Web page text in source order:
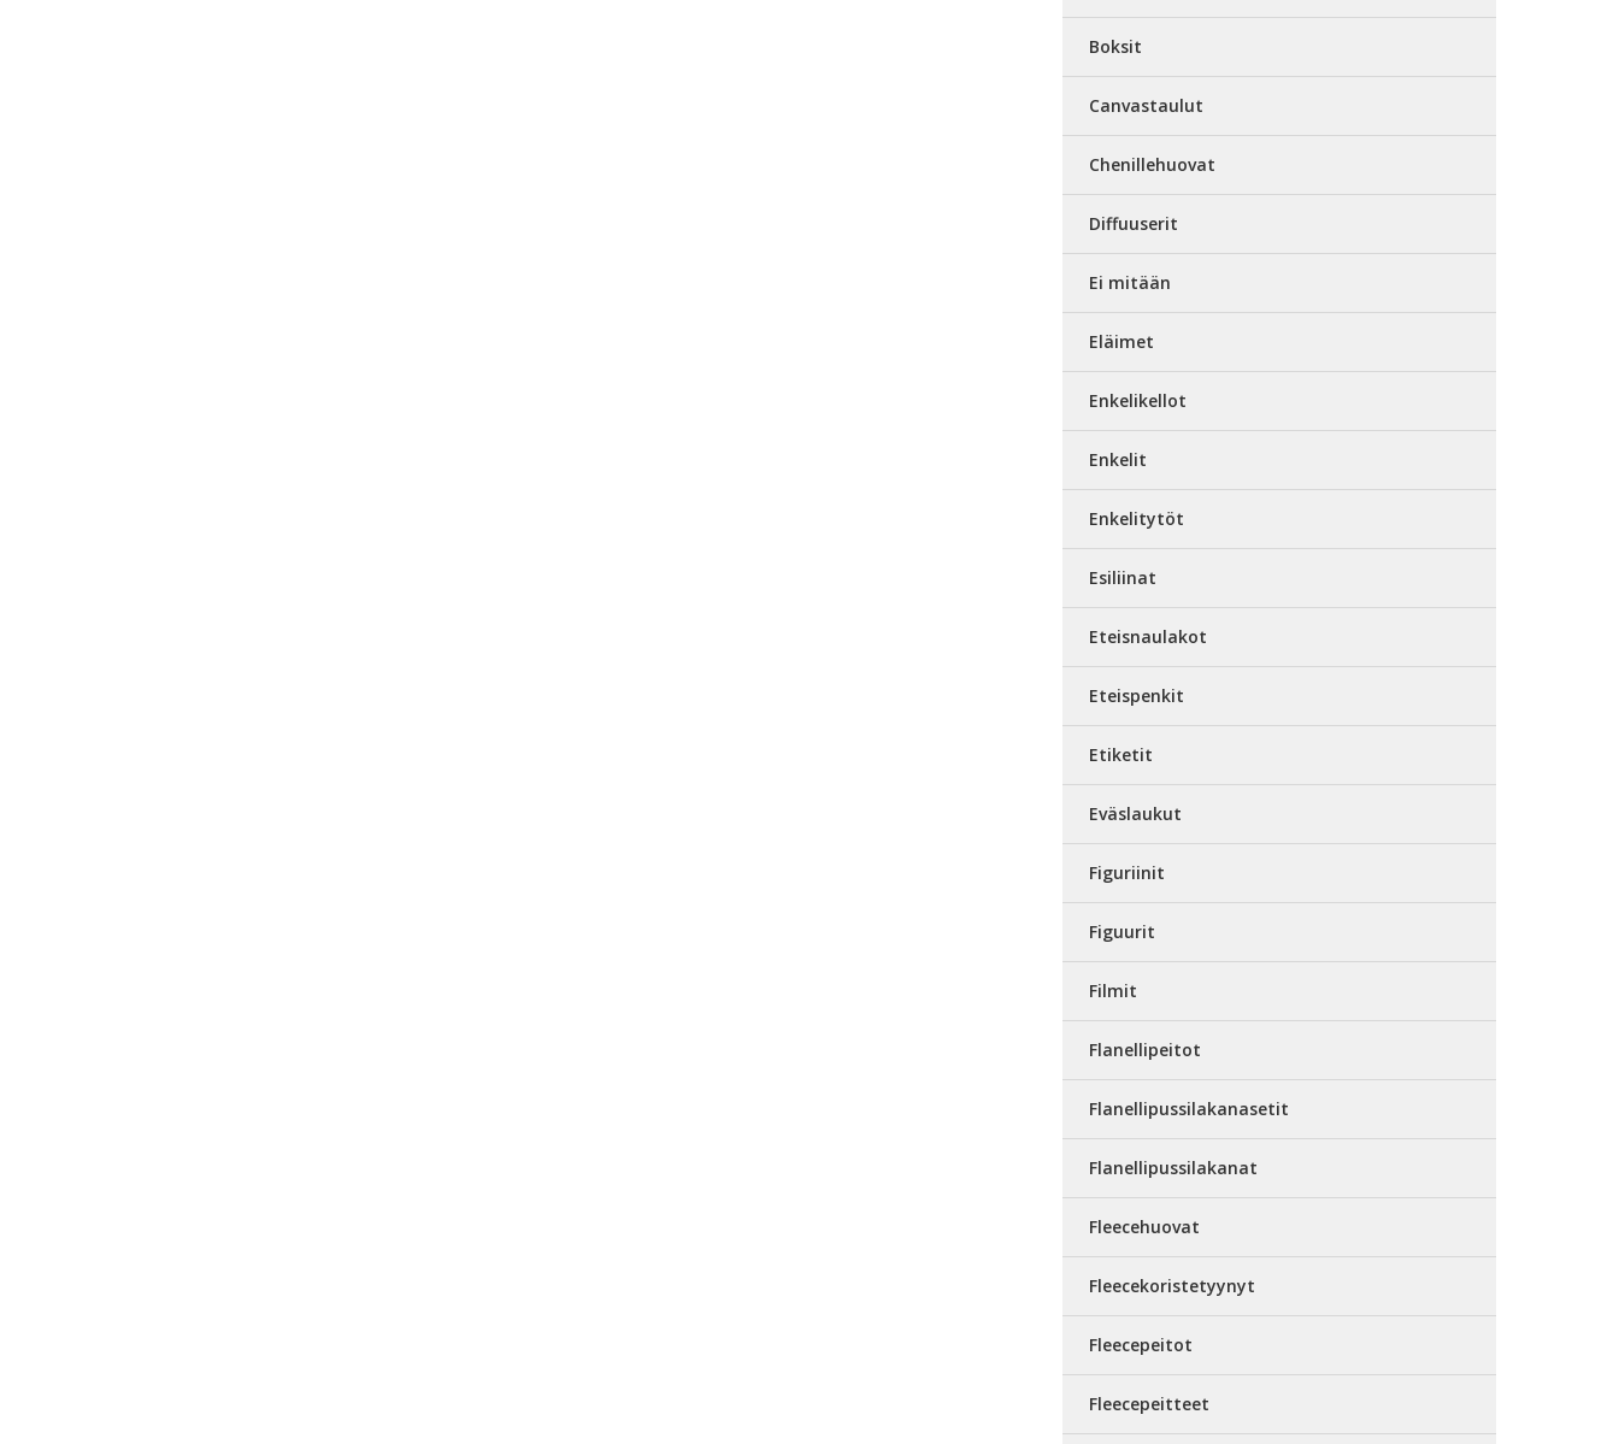
Boksit
Canvastaulut
Chenillehuovat
Diffuuserit
Ei mitään
Eläimet
Enkelikellot
Enkelit
Enkelitytöt
Esiliinat
Eteisnaulakot
Eteispenkit
Etiketit
Eväslaukut
Figuriinit
Figuurit
Filmit
Flanellipeitot
Flanellipussilakanasetit
Flanellipussilakanat
Fleecehuovat
Fleecekoristetyynyt
Fleecepeitot
Fleecepeitteet